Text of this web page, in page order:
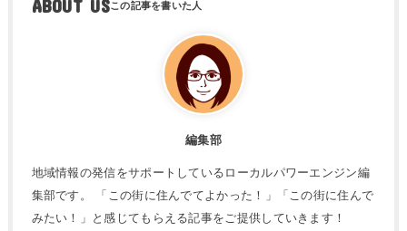
ABOUT US
編集部
地域情報の発信をサポートしているローカルパワーエンジン編
集部です。 「この街に住んでてよかった！」「この街に住んで
みたい！」と感じてもらえる記事をご提供していきます！